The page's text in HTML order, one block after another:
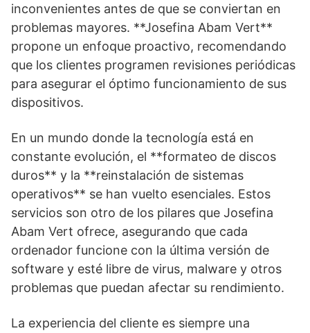
inconvenientes antes de que se conviertan en
problemas mayores. **Josefina Abam Vert**
propone un enfoque proactivo, recomendando
que los clientes programen revisiones periódicas
para asegurar el óptimo funcionamiento de sus
dispositivos.
En un mundo donde la tecnología está en
constante evolución, el **formateo de discos
duros** y la **reinstalación de sistemas
operativos** se han vuelto esenciales. Estos
servicios son otro de los pilares que Josefina
Abam Vert ofrece, asegurando que cada
ordenador funcione con la última versión de
software y esté libre de virus, malware y otros
problemas que puedan afectar su rendimiento.
La experiencia del cliente es siempre una